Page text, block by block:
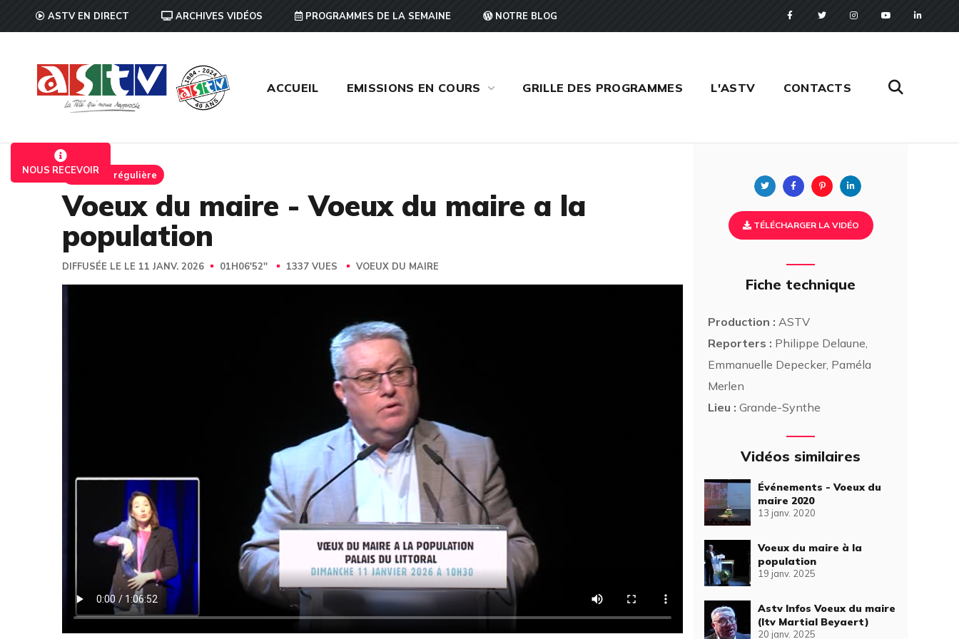
ASTV EN DIRECT ARCHIVES VIDÉOS PROGRAMMES DE LA SEMAINE NOTRE BLOG
ACCUEIL EMISSIONS EN COURS GRILLE DES PROGRAMMES L'ASTV CONTACTS
NOUS RECEVOIREmission régulière
Voeux du maire - Voeux du maire a la
population
DIFFUSÉE LE LE 11 JANV. 2026 01H06'52'' 1337 VUES VOEUX DU MAIRE
Twitter FacebookPinterest
TÉLÉCHARGER LA VIDÉO
Fiche technique
Production : ASTV
Reporters : Philippe Delaune,
Emmanuelle Depecker, Paméla
Merlen
Lieu : Grande-Synthe
Vidéos similaires
Événements - Voeux du
maire 2020
13 janv. 2020
Voeux du maire à la
population
19 janv. 2025
Astv Infos Voeux du maire
(Itv Martial Beyaert)
20 janv. 2025